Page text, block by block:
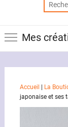
Mes
Accueil La
japonaise et ses